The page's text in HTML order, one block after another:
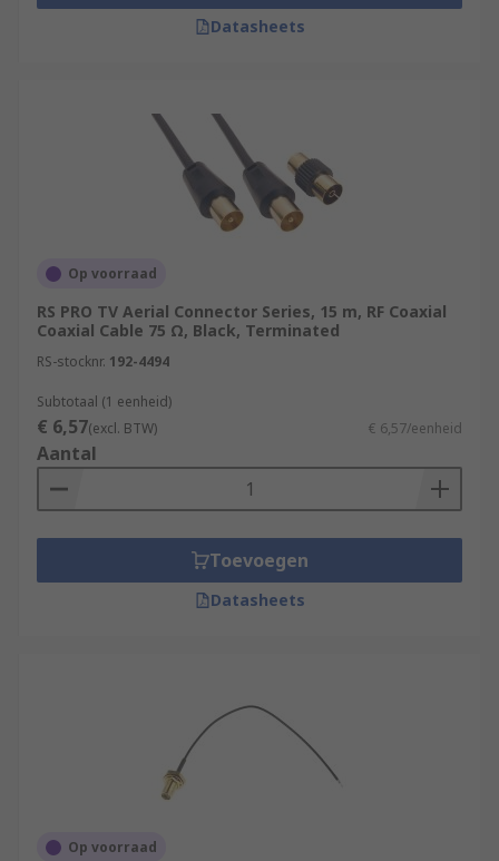
Datasheets
Op voorraad
RS PRO TV Aerial Connector Series, 15 m, RF Coaxial
Coaxial Cable 75 Ω, Black, Terminated
RS-stocknr. 192-4494
Subtotaal (1 eenheid)
€ 6,57(excl. BTW) € 6,57/eenheid
Aantal
Toevoegen
Datasheets
Op voorraad